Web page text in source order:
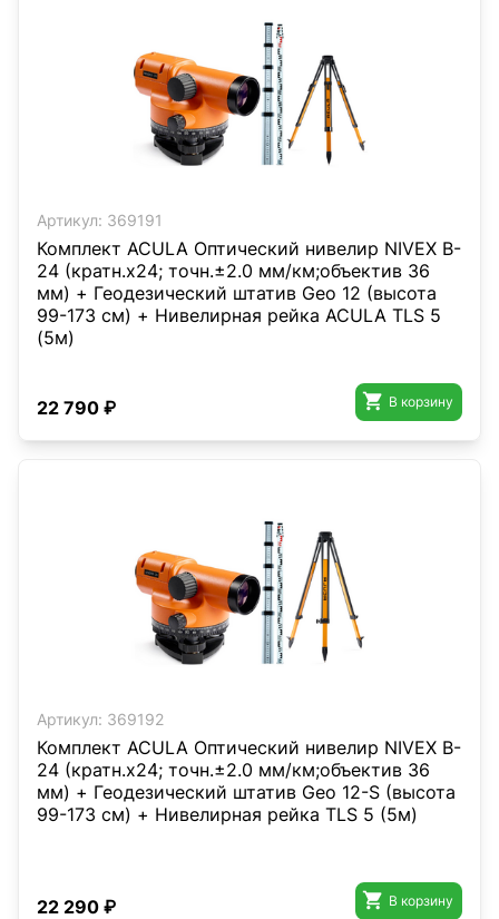
Артикул: 369191
Комплект ACULA Оптический нивелир NIVEX B-
24 (кратн.х24; точн.±2.0 мм/км;объектив 36
мм) + Геодезический штатив Geo 12 (высота
99-173 см) + Нивелирная рейка ACULA TLS 5
(5м)
22 790 ₽  В корзину
Артикул: 369192
Комплект ACULA Оптический нивелир NIVEX B-
24 (кратн.х24; точн.±2.0 мм/км;объектив 36
мм) + Геодезический штатив Geo 12-S (высота
99-173 см) + Нивелирная рейка TLS 5 (5м)
22 290 ₽  В корзину